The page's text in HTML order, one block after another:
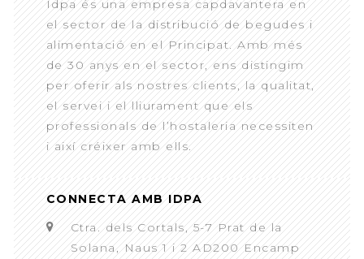
Idpa és una empresa capdavantera en
el sector de la distribució de begudes i
alimentació en el Principat. Amb més
de 30 anys en el sector, ens distingim
per oferir als nostres clients, la qualitat,
el servei i el lliurament que els
professionals de l’hostaleria necessiten
i així créixer amb ells.
CONNECTA AMB IDPA
Ctra. dels Cortals, 5-7 Prat de la
Solana, Naus 1 i 2 AD200 Encamp